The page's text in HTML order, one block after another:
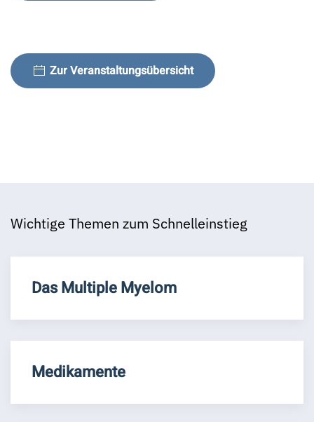
Zur Veranstaltungsübersicht
Wichtige Themen zum Schnelleinstieg
Das Multiple Myelom
Medikamente